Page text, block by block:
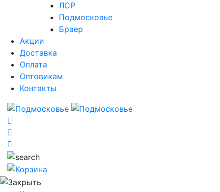
ЛСР
Подмосковье
Браер
Акции
Доставка
Оплата
Оптовикам
Контакты